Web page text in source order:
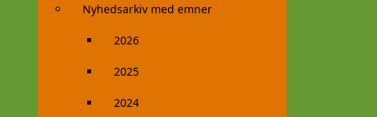
Nyhedsarkiv med emner
2026
2025
2024